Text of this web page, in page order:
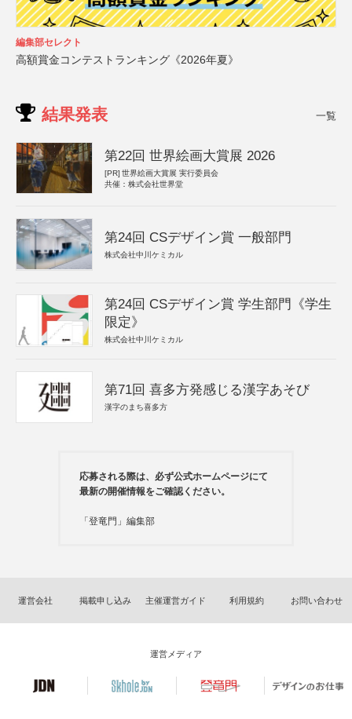
編集部セレクト
高額賞金コンテストランキング《2026年夏》
結果発表 一覧
第22回 世界絵画大賞展 2026
[PR] 世界絵画大賞展 実行委員会
共催：株式会社世界堂
第24回 CSデザイン賞 一般部門
株式会社中川ケミカル
第24回 CSデザイン賞 学生部門《学生
限定》
株式会社中川ケミカル
第71回 喜多方発感じる漢字あそび
漢字のまち喜多方
応募される際は、必ず公式ホームページにて
最新の開催情報をご確認ください。
「登竜門」編集部
運営会社 掲載申し込み 主催運営ガイド 利用規約 お問い合わせ
運営メディア